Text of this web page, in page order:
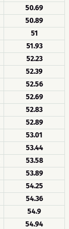
50.69
50.89
51
51.93
52.23
52.39
52.56
52.69
52.83
52.89
53.01
53.44
53.58
53.89
54.25
54.36
54.9
54.94